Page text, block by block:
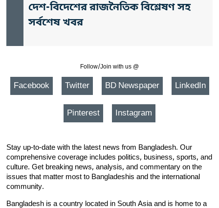
দেশ-বিদেশের রাজনৈতিক বিশ্লেষণ সহ
সর্বশেষ খবর
Follow/Join with us @
Facebook Twitter BD Newspaper LinkedIn
Pinterest Instagram
Stay up-to-date with the latest news from Bangladesh. Our
comprehensive coverage includes politics, business, sports, and
culture. Get breaking news, analysis, and commentary on the
issues that matter most to Bangladeshis and the international
community.
Bangladesh is a country located in South Asia and is home to a